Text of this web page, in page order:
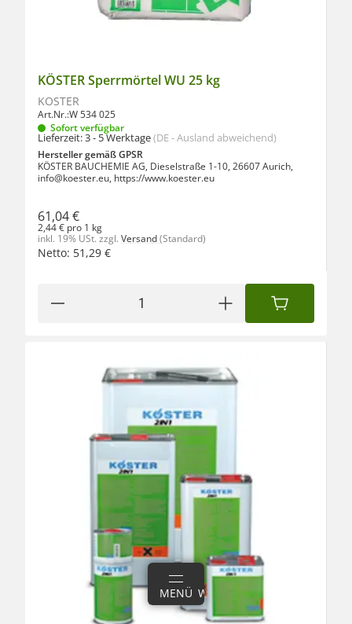
KÖSTER Sperrmörtel WU 25 kg
KÖSTER
Art.Nr.:W 534 025
Sofort verfügbar
Lieferzeit:3 - 5 Werktage(DE - Ausland abweichend)
Hersteller gemäß GPSR
KÖSTER BAUCHEMIE AG, Dieselstraße 1-10, 26607 Aurich,
info@koester.eu, https://www.koester.eu
61,04 €
2,44 € pro 1 kg
inkl. 19% USt. zzgl. Versand(Standard)
Netto: 51,29 €
IN DEN
ANMELDEN MENÜ WARENKORB